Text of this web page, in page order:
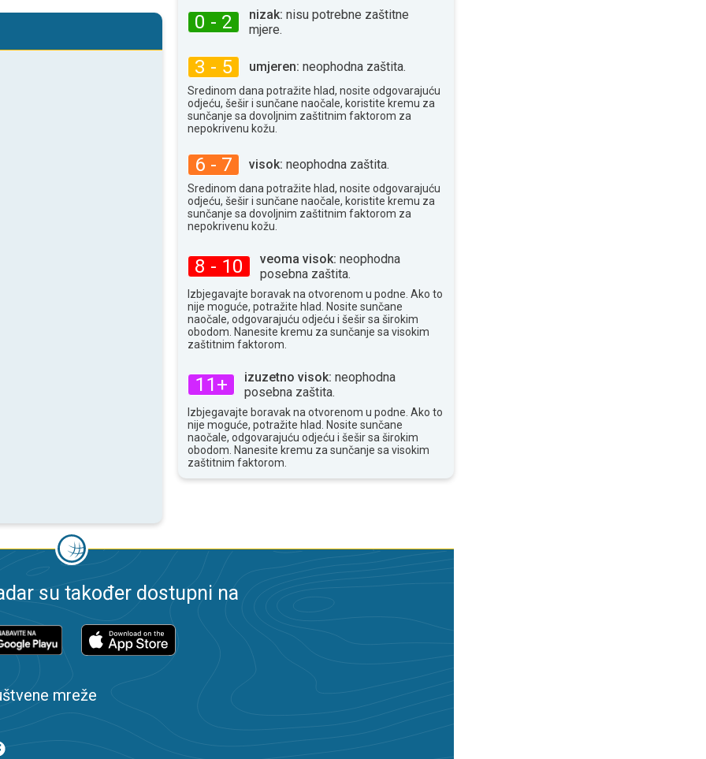
4
0 - 2 nizak: nisu potrebne zaštitne
mjere.
3 - 5 umjeren: neophodna zaštita.
Sredinom dana potražite hlad, nosite odgovarajuću
odjeću, šešir i sunčane naočale, koristite kremu za
sunčanje sa dovoljnim zaštitnim faktorom za
nepokrivenu kožu.
6 - 7 visok: neophodna zaštita.
Sredinom dana potražite hlad, nosite odgovarajuću
odjeću, šešir i sunčane naočale, koristite kremu za
sunčanje sa dovoljnim zaštitnim faktorom za
nepokrivenu kožu.
8 - 10 veoma visok: neophodna
posebna zaštita.
Izbjegavajte boravak na otvorenom u podne. Ako to
nije moguće, potražite hlad. Nosite sunčane
naočale, odgovarajuću odjeću i šešir sa širokim
obodom. Nanesite kremu za sunčanje sa visokim
zaštitnim faktorom.
11+ izuzetno visok: neophodna
posebna zaštita.
Izbjegavajte boravak na otvorenom u podne. Ako to
nije moguće, potražite hlad. Nosite sunčane
naočale, odgovarajuću odjeću i šešir sa širokim
obodom. Nanesite kremu za sunčanje sa visokim
zaštitnim faktorom.
su također dostupni na
mreže